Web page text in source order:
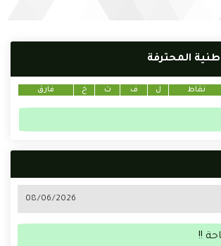
المحترفة
نقاط ل ف ت خ فارق
!!